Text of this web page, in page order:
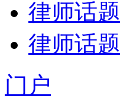
律师话题
律师话题
门户